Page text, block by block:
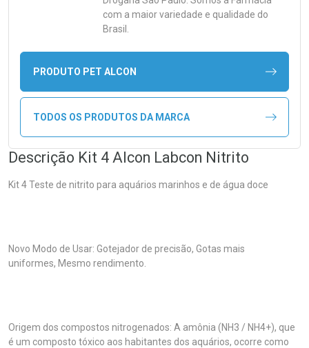
com a maior variedade e qualidade do
Brasil.
PRODUTO PET ALCON
TODOS OS PRODUTOS DA MARCA
Descrição Kit 4 Alcon Labcon Nitrito
Kit 4 Teste de nitrito para aquários marinhos e de água doce
Novo Modo de Usar: Gotejador de precisão, Gotas mais
uniformes, Mesmo rendimento.
Origem dos compostos nitrogenados: A amônia (NH3 / NH4+), que
é um composto tóxico aos habitantes dos aquários, ocorre como